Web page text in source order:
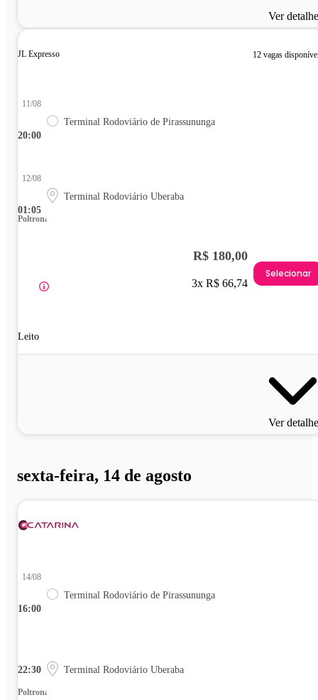
Ver
JL Expresso 12 vagas
20:00
11/08
Terminal Rodoviário de Pirassununga
01:05
12/08
Terminal Rodoviário Uberaba
Poltrona
Leito
R$ 180,00
3x R$ 66,74
Selecionar
Ver
sexta-feira, 14 de agosto
16:00
14/08
Terminal Rodoviário de Pirassununga
22:30 Terminal Rodoviário Uberaba
Poltrona